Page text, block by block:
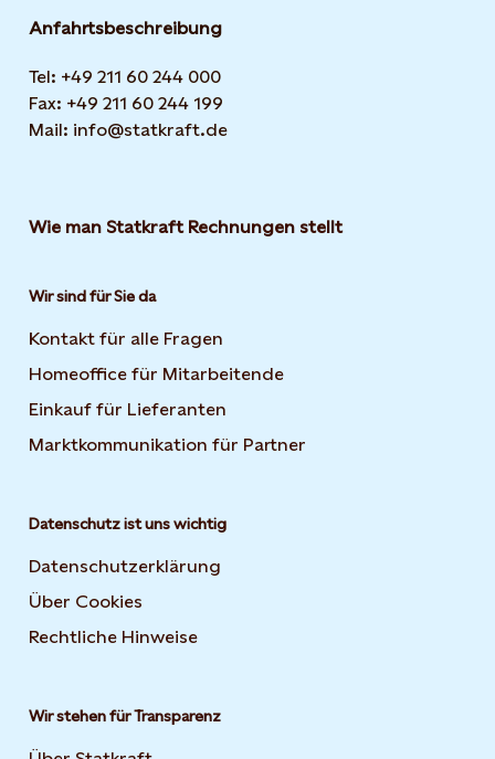
Anfahrtsbeschreibung
Tel: +49 211 60 244 000
Fax: +49 211 60 244 199
Mail: info@statkraft.de
Wie man Statkraft Rechnungen stellt
Wir sind für Sie da
Kontakt für alle Fragen
Homeoffice für Mitarbeitende
Einkauf für Lieferanten
Marktkommunikation für Partner
Datenschutz ist uns wichtig
Datenschutzerklärung
Über Cookies
Rechtliche Hinweise
Wir stehen für Transparenz